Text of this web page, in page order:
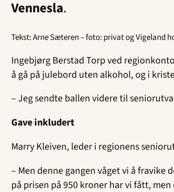
Vennesla.
Tekst: Arne Sæteren – foto: privat og Vigeland
Ingebjørg Berstad Torp ved
å gå på julebord uten alkohol, og i
– Jeg sendte ballen videre til
Gave inkludert
Marry Kleiven, leder i regionens
– Men denne gangen våget vi å
på prisen på 950 kroner har vi fått,